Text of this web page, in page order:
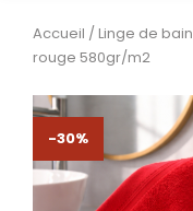
Accueil / Linge de bain
rouge 580gr/m2
-30%